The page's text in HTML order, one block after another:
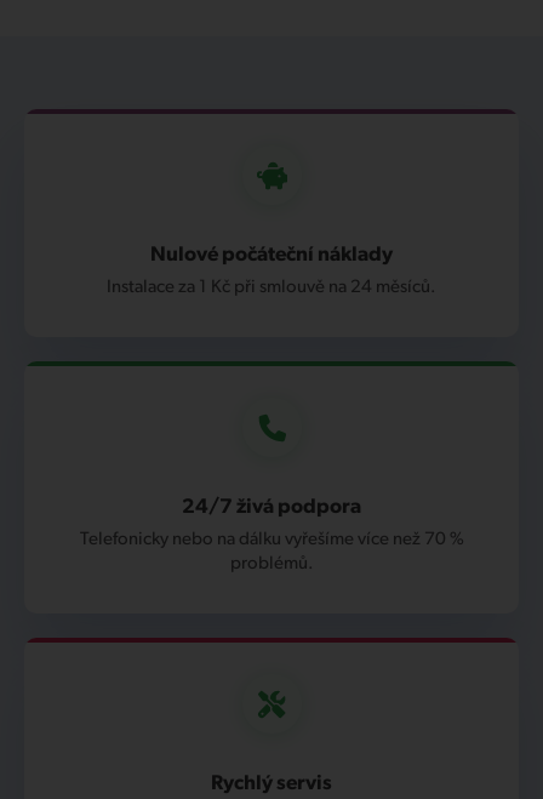
Nulové počáteční náklady
Instalace za 1 Kč při smlouvě na 24 měsíců.
24/7 živá podpora
Telefonicky nebo na dálku vyřešíme více než 70 %
problémů.
Rychlý servis